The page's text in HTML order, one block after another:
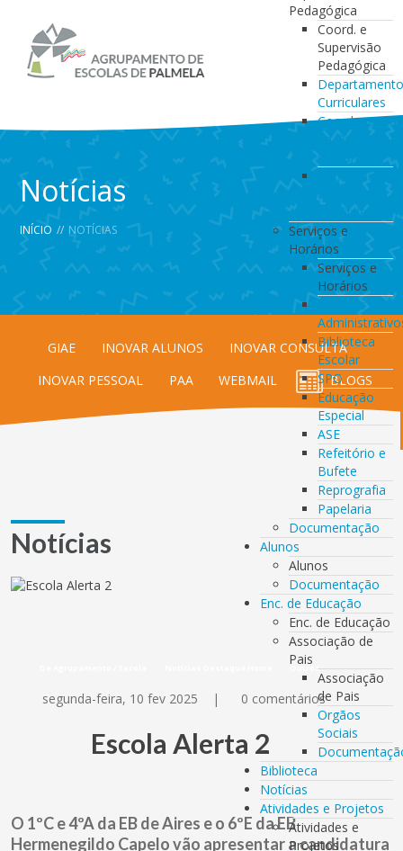
Pedagógica
Coord. e
Supervisão
Pedagógica
Curriculares
Coordenação
da Direção
de Turma
Coordenação
de
Serviços e
Horários
Serviços e
Horários
Serviços
Biblioteca
Escolar
SPO
Educação
Especial
ASE
Refeitório e
Bufete
Reprografia
Papelaria
Documentação
Alunos
Alunos
Documentação
Enc. de Educação
Enc. de Educação
Associação de
Pais
Associação
de Pais
Orgãos
Sociais
Biblioteca
Notícias
Atividades e Projetos
Atividades e
Projetos
Notícias
INÍCIO // NOTÍCIAS
GIAE INOVAR ALUNOS
INOVAR CONSULTA
INOVAR PESSOAL
PAA WEBMAIL BLOGS
Notícias
Outros
segunda-feira, 10 fev 2025 | 0 comentários
Escola Alerta 2
O 1ºC e 4ºA da EB de Aires e o 6ºE da EB
Hermenegildo Capelo vão apresentar a candidatura